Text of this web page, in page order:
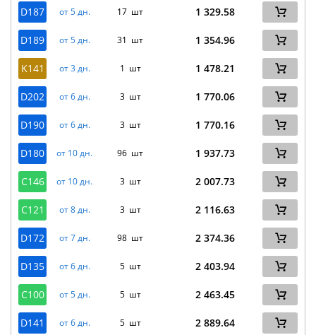
D187 от 5 дн. 17 шт 1 329.58
D189 от 5 дн. 31 шт 1 354.96
K141 от 3 дн. 1 шт 1 478.21
D202 от 6 дн. 3 шт 1 770.06
D190 от 6 дн. 3 шт 1 770.16
D180 от 10 дн. 96 шт 1 937.73
C146 от 10 дн. 3 шт 2 007.73
C121 от 8 дн. 3 шт 2 116.63
D172 от 7 дн. 98 шт 2 374.36
D135 от 6 дн. 5 шт 2 403.94
C100 от 5 дн. 5 шт 2 463.45
D141 от 6 дн. 5 шт 2 889.64